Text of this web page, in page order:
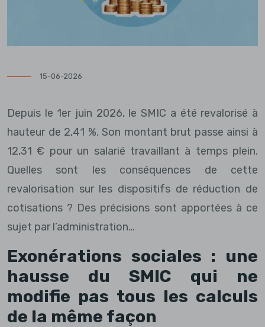
15-06-2026
Depuis le 1er juin 2026, le SMIC a été revalorisé à
hauteur de 2,41 %. Son montant brut passe ainsi à
12,31 € pour un salarié travaillant à temps plein.
Quelles sont les conséquences de cette
revalorisation sur les dispositifs de réduction de
cotisations ? Des précisions sont apportées à ce
sujet par l’administration…
Exonérations sociales : une
hausse du SMIC qui ne
modifie pas tous les calculs
de la même façon